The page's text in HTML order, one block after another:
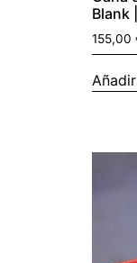
Blank
155,00